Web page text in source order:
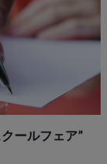
ールフェア”